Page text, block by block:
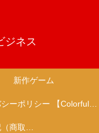
ジネス
新作ゲーム
プライバシーポリシー 【Colorful Creation】
特定商取引法に基づく表記（商取引に関する開示）